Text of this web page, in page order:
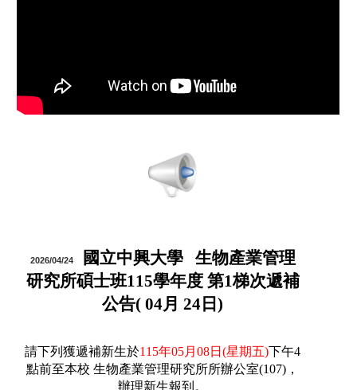
2026/04/24
國立中興大學 生物產業管理
研究所碩士班115學年度 第1梯次遞補
公告( 04月 24日)
請下列獲遞補新生於115年05月08日(星期五)下午4
點前至本校 生物產業管理研究所所辦公室(107)，
辦理新生報到。